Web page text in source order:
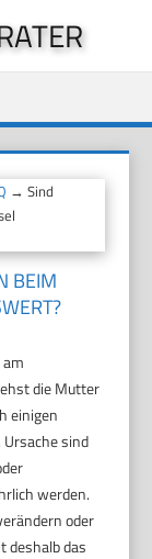
→ Sind
BEIM
die Mutter
einigen
sind
werden.
oder
deshalb das